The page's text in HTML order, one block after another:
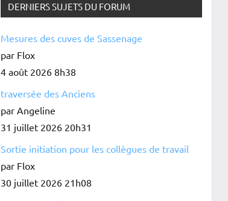
DERNIERS SUJETS DU FORUM
Mesures des cuves de Sassenage
par Flox
4 août 2026 8h38
traversée des Anciens
par Angeline
31 juillet 2026 20h31
Sortie initiation pour les collègues de travail
par Flox
30 juillet 2026 21h08